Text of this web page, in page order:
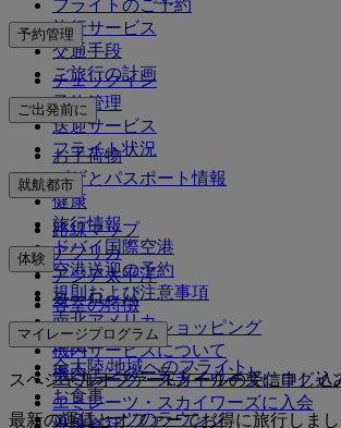
フライトのご予約
旅行サービス
交通手段
ご旅行の計画
予約管理
チェックイン
予約管理
送迎サービス
フライト状況
ご出発前に
お手荷物
ビザとパスポート情報
健康
旅行情報
ドバイ国際空港
空港送迎の予約
規則および注意事項
就航都市
路線マップ
アフリカ
アジア太平洋
ヨーロッパ
南北アメリカ
中東
全大陸/地域へのフライト
体験
客室の特徴
エミレーツでショッピング
機内サービスについて
機内エンターテインメント
お食事
エミレーツのラウンジ
マイレージプログラム
エミレーツ・スカイワーズにログイ
エミレーツ・スカイワーズに入会
スペシャルオファーEメールの受信申し込
最新の運賃とオファーでお得に旅行しまし